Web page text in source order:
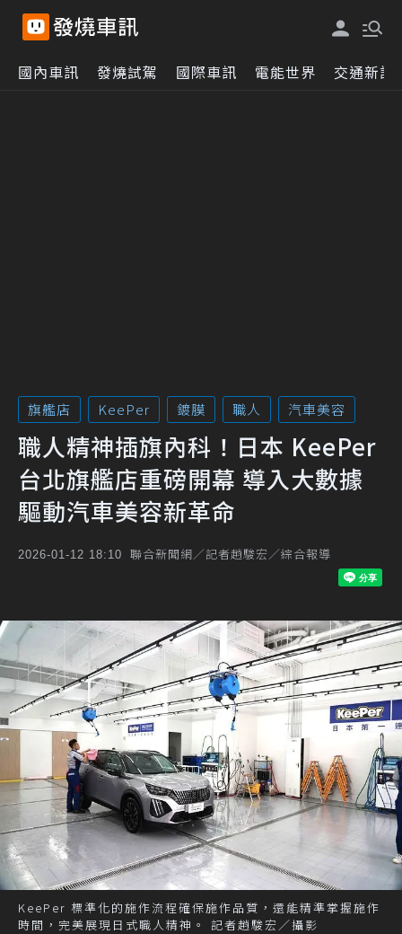
國內車訊 發燒試駕 國際車訊 電能世界 交通新訊
旗艦店 KeePer 鍍膜 職人 汽車美容
職人精神插旗內科！日本 KeePer
台北旗艦店重磅開幕 導入大數據
驅動汽車美容新革命
2026-01-12 18:10 聯合新聞網／記者趙駿宏／綜合報導
KeePer 標準化的施作流程確保施作品質，還能精準掌握施作
時間，完美展現日式職人精神。 記者趙駿宏／攝影